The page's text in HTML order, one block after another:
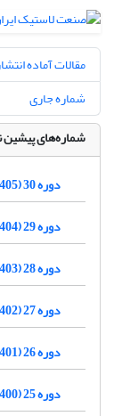
مقالات آماده
شماره جاری
شماره‌های پیشین
دوره 30 (1404،1405)
دوره 29 (1403،1404)
دوره 28 (1402،1403)
دوره 27 (1401،1402)
دوره 26 (1400،1401)
دوره 25 (1399،1400)